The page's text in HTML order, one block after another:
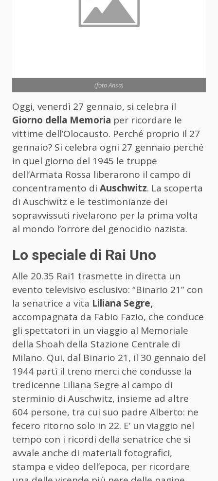
(foto Ansa)
Oggi, venerdì 27 gennaio, si celebra il
Giorno della Memoria per ricordare le
vittime dell’Olocausto. Perché proprio il 27
gennaio? Si celebra ogni 27 gennaio perché
in quel giorno del 1945 le truppe
dell’Armata Rossa liberarono il campo di
concentramento di Auschwitz. La scoperta
di Auschwitz e le testimonianze dei
sopravvissuti rivelarono per la prima volta
al mondo l’orrore del genocidio nazista.
Lo speciale di Rai Uno
Alle 20.35 Rai1 trasmette in diretta un
evento televisivo esclusivo: “Binario 21” con
la senatrice a vita Liliana Segre,
accompagnata da Fabio Fazio, che conduce
gli spettatori in un viaggio al Memoriale
della Shoah della Stazione Centrale di
Milano. Qui, dal Binario 21, il 30 gennaio del
1944 partì il treno merci che condusse la
tredicenne Liliana Segre al campo di
sterminio di Auschwitz, insieme ad altre
604 persone, tra cui suo padre Alberto: ne
fecero ritorno solo in 22. E’ un viaggio nel
tempo con i ricordi della senatrice che si
avvale anche di materiali fotografici,
stampa e video dell’epoca, per ricordare